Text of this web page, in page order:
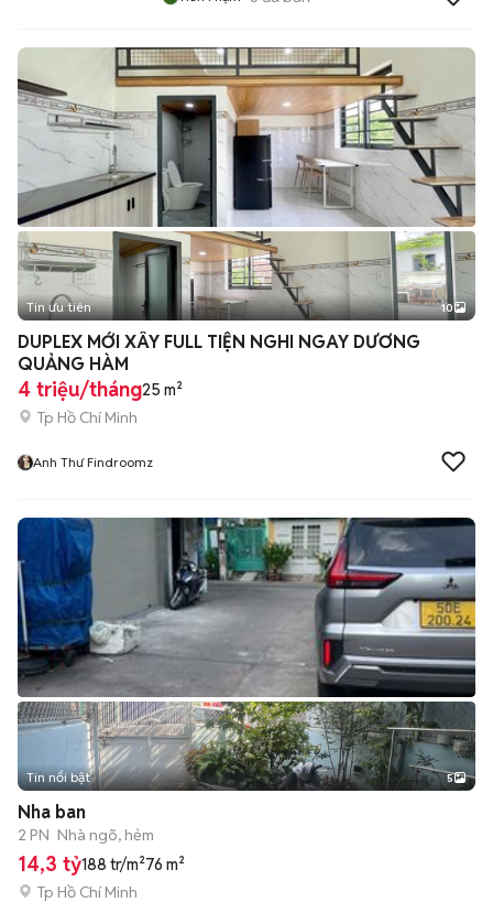
+2
Tin ưu tiên 10
DUPLEX MỚI XÂY FULL TIỆN NGHI NGAY DƯƠNG
QUẢNG HÀM
4 triệu/tháng25 m²
Tp Hồ Chí Minh
Anh Thư Findroomz
Tin nổi bật 5
Nha ban
2 PN Nhà ngõ, hẻm
14,3 tỷ188 tr/m²76 m²
Tp Hồ Chí Minh